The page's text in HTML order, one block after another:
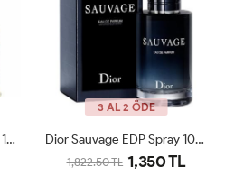
Creed Aventus Oud Royal 100 ML JLT Man
3 AL 2 ÖDE
Dior Sauvage EDP Spray 100ML Erkek Parfümü ARC JLT Man
1,822.50 TL 1,350 TL